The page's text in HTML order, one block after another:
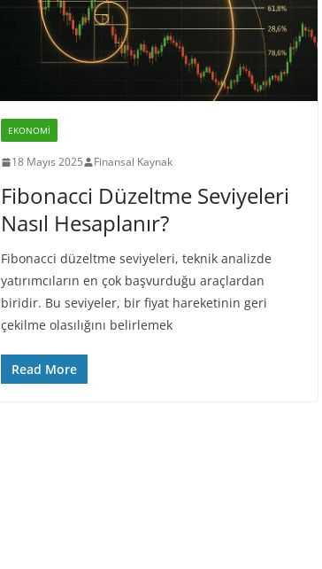
EKONOMI
18 Mayıs 2025 Finansal Kaynak
Fibonacci Düzeltme Seviyeleri
Nasıl Hesaplanır?
Fibonacci düzeltme seviyeleri, teknik analizde
yatırımcıların en çok başvurduğu araçlardan
biridir. Bu seviyeler, bir fiyat hareketinin geri
çekilme olasılığını belirlemek
Read More